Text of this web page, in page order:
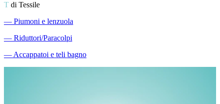
T di Tessile
― Piumoni e lenzuola
― Riduttori/Paracolpi
―Accappatoi e teli bagno